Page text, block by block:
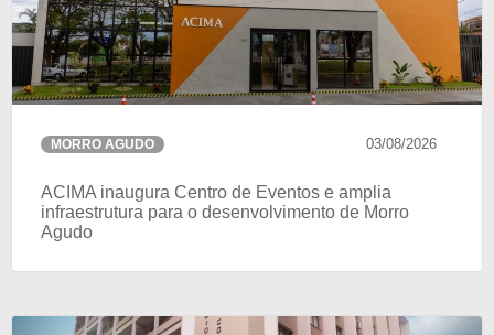
MORRO AGUDO 03/08/2026
ACIMA inaugura Centro de Eventos e amplia
infraestrutura para o desenvolvimento de Morro
Agudo